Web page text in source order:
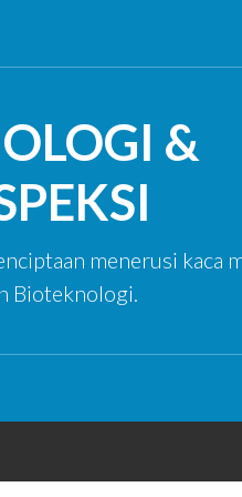
&
menerusi kaca
Bioteknologi.